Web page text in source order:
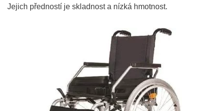
Jejich předností je skladnost a nízká hmotnost.